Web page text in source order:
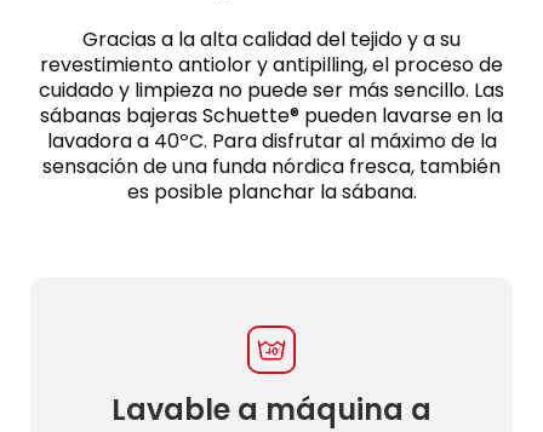
Gracias a la alta calidad del tejido y a su
revestimiento antiolor y antipilling, el proceso de
cuidado y limpieza no puede ser más sencillo. Las
sábanas bajeras Schuette® pueden lavarse en la
lavadora a 40ºC. Para disfrutar al máximo de la
sensación de una funda nórdica fresca, también
es posible planchar la sábana.
Lavable a máquina a